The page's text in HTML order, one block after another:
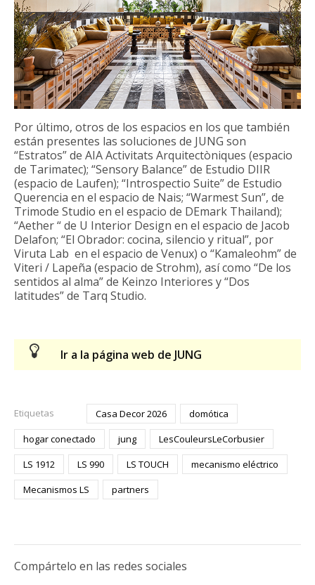
Por último, otros de los espacios en los que también
están presentes las soluciones de JUNG son
“Estratos” de AIA Activitats Arquitectòniques (espacio
de Tarimatec); “Sensory Balance” de Estudio DIIR
(espacio de Laufen); “Introspectio Suite” de Estudio
Querencia en el espacio de Nais; “Warmest Sun”, de
Trimode Studio en el espacio de DEmark Thailand);
“Aether “ de U Interior Design en el espacio de Jacob
Delafon; “El Obrador: cocina, silencio y ritual”, por
Viruta Lab en el espacio de Venux) o “Kamaleohm” de
Viteri / Lapeña (espacio de Strohm), así como “De los
sentidos al alma” de Keinzo Interiores y “Dos
latitudes” de Tarq Studio.
Ir a la página web de JUNG
Etiquetas Casa Decor 2026
domótica
hogar conectado
jung
LesCouleursLeCorbusier
LS 1912
LS 990 LS TOUCH
mecanismo eléctrico
Mecanismos LS
partners
Compártelo en las redes sociales